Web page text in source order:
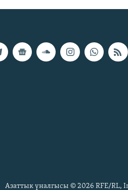
Азаттык үналгысы © 2026 RFE/RL,